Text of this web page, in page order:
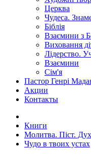
Церква
Чудеса.
Біблія
Взаємини з
Виховання
Лідерство.
Взаємини
Сім'я
Пастор Генрі
Акции
Контакты
Книги
Молитва. Піст.
Чудо в твоих устах